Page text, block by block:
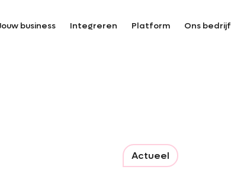
business Integreren Platform Ons bedrijf
Actueel